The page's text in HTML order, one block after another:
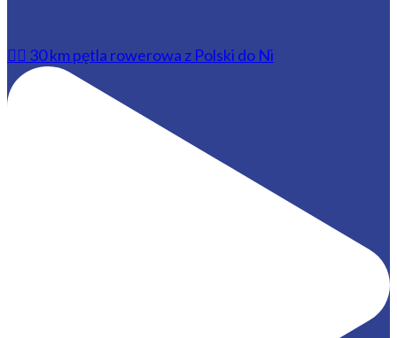
🚴‍♂️ 30 km pętla rowerowa z Polski do Ni